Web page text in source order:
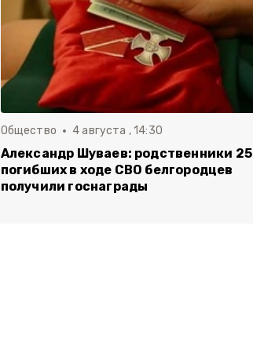
Общество 4 августа , 14:30
Александр Шуваев: родственники 25
погибших в ходе СВО белгородцев
получили госнаграды